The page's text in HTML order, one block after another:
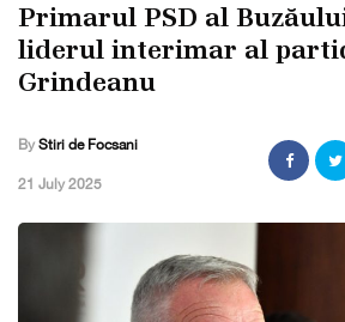
Primarul PSD al
liderul interimar al
Grindeanu
By Stiri de Focsani
,21 July 2025